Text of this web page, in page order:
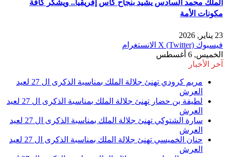
الملك محمد السادس يشيد بنجاح كأس إفريقيا.. ويشكر كافة
مكونات الأمة
23 يناير, 2026
فيسبوك X (Twitter) الانستغرام
الخميس, 6 أغسطس
آخر الأخبار
مريم كرودي تهنئ جلالة الملك بمناسبة الذكرى ال 27 لعيد
العرش
لطيفة بن حضار تهنئ جلالة الملك بمناسبة الذكرى ال 27 لعيد
العرش
سارة الشتوكي تهنئ جلالة الملك بمناسبة الذكرى ال 27 لعيد
العرش
حنان الخميسي تهنئ جلالة الملك بمناسبة الذكرى ال 27 لعيد
العرش